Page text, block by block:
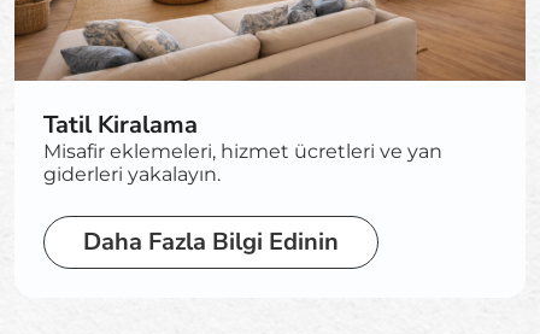
Tatil Kiralama
Misafir eklemeleri, hizmet ücretleri ve yan
giderleri yakalayın.
Daha Fazla Bilgi Edinin